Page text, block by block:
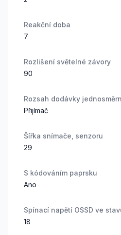
Reakční doba
7
Rozlišení světelné závory
90
Rozsah dodávky
Přijímač
Šířka snímače, senzoru
29
S kódováním paprsku
Ano
Spínací napětí OSSD ve
18